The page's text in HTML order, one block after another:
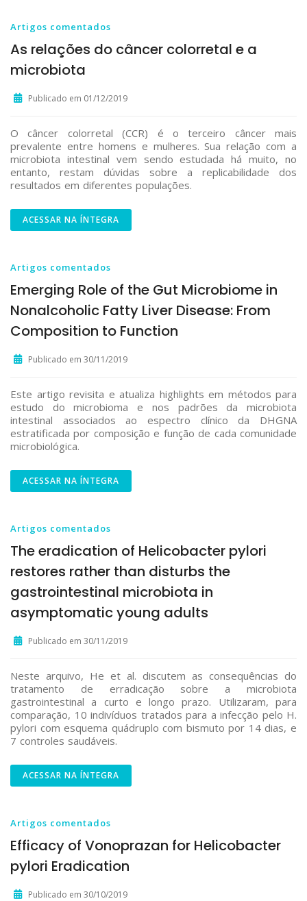
Artigos comentados
As relações do câncer colorretal e a
microbiota
Publicado em 01/12/2019
O câncer colorretal (CCR) é o terceiro câncer mais
prevalente entre homens e mulheres. Sua relação com a
microbiota intestinal vem sendo estudada há muito, no
entanto, restam dúvidas sobre a replicabilidade dos
resultados em diferentes populações.
ACESSAR NA ÍNTEGRA
Artigos comentados
Emerging Role of the Gut Microbiome in
Nonalcoholic Fatty Liver Disease: From
Composition to Function
Publicado em 30/11/2019
Este artigo revisita e atualiza highlights em métodos para
estudo do microbioma e nos padrões da microbiota
intestinal associados ao espectro clínico da DHGNA
estratificada por composição e função de cada comunidade
microbiológica.
ACESSAR NA ÍNTEGRA
Artigos comentados
The eradication of Helicobacter pylori
restores rather than disturbs the
gastrointestinal microbiota in
asymptomatic young adults
Publicado em 30/11/2019
Neste arquivo, He et al. discutem as consequências do
tratamento de erradicação sobre a microbiota
gastrointestinal a curto e longo prazo. Utilizaram, para
comparação, 10 indivíduos tratados para a infecção pelo H.
pylori com esquema quádruplo com bismuto por 14 dias, e
7 controles saudáveis.
ACESSAR NA ÍNTEGRA
Artigos comentados
Efficacy of Vonoprazan for Helicobacter
pylori Eradication
Publicado em 30/10/2019